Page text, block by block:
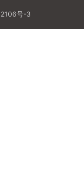
号-3